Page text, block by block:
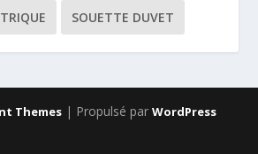
SOUETTE DUVET
Themes| Propulsé par WordPress